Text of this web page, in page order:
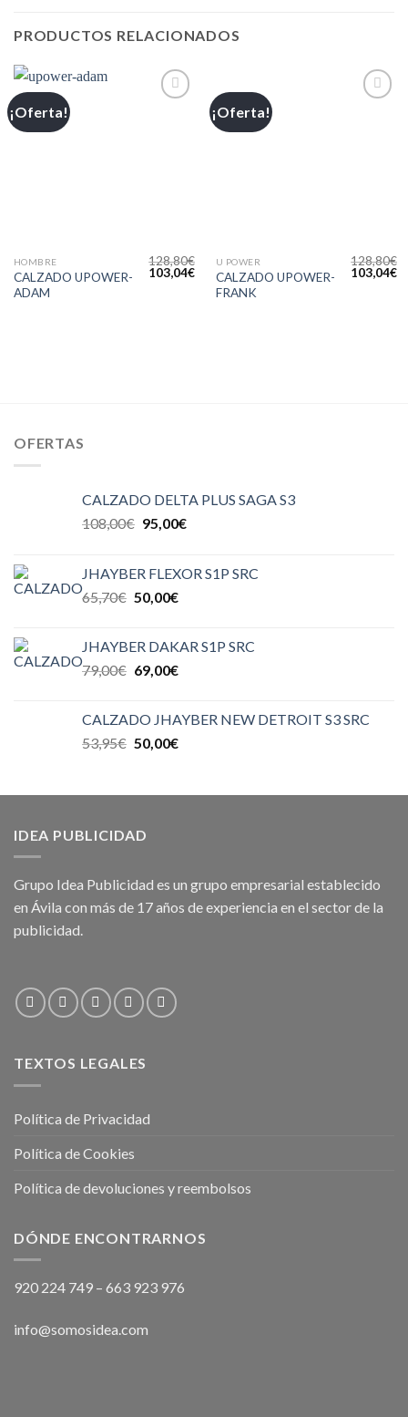
PRODUCTOS RELACIONADOS
¡Oferta!
HOMBRE
CALZADO UPOWER-
ADAM
128,80€
103,04€
¡Oferta!
U POWER
CALZADO UPOWER-
FRANK
128,80€
103,04€
OFERTAS
CALZADO DELTA PLUS SAGA S3
108,00€ 95,00€
JHAYBER FLEXOR S1P SRC
65,70€ 50,00€
JHAYBER DAKAR S1P SRC
79,00€ 69,00€
CALZADO JHAYBER NEW DETROIT S3 SRC
53,95€ 50,00€
IDEA PUBLICIDAD
Grupo Idea Publicidad es un grupo empresarial establecido
en Ávila con más de 17 años de experiencia en el sector de la
publicidad.
TEXTOS LEGALES
Política de Privacidad
Política de Cookies
Política de devoluciones y reembolsos
DÓNDE ENCONTRARNOS
920 224 749 – 663 923 976
info@somosidea.com